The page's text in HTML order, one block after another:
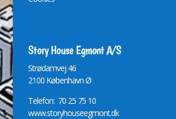
Story House Egmont A/S
Strødamvej 46
2100 København Ø
Telefon: 70 25 75 10
www.storyhouseegmont.dk